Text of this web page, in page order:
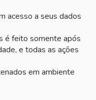
acesso a seus dados
é feito somente após
e todas as ações
em ambiente